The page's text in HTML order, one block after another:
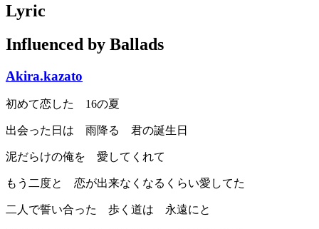
Lyric
Influenced by Ballads
Akira.kazato
初めて恋した 16の夏
出会った日は 雨降る 君の誕生日
泥だらけの俺を 愛してくれて
もう二度と 恋が出来なくなるくらい愛してた
二人で誓い合った 歩く道は 永遠にと